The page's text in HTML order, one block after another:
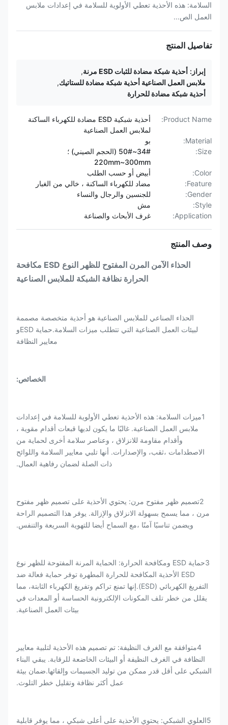
السلامة: هذه الأحذية تعطي الأولوية للسلامة في إعدادات ملابس
العمل الص...
تفاصيل المنتج
إبراز: أحذية شبكة مضادة للثبات ESD مرنة
,
ملابس العمل الصناعية أحذية شبكة مضادة للستاتيك,
أحذية شبكة مضادة للحرارة
Product Name:
أحذية شبكية ESD مضادة للكهرباء الساكنة
لملابس العمل الصناعية
Material:
بو
Size:
34#~50# (الحجم الصيني) ؛
220mm~300mm
Color:
أبيض أو حسب الطلب
Feature:
مضاد للكهرباء الساكنة ، خالي من الغبار
Gender:
للجنسين والرجال والنساء
Style:
مش
Application:
غرف الأبحاث والصناعة
وصف المنتج
الحذاء الآمن المرن المفتوح للظهر النوع ESD مكافحة
الحرارة نظافة الشبكة للملابس الصناعية
الحذاء الصناعي للملابس الصناعية هو أحذية متخصصة مصممة
لبيئات العمل الصناعية التي تتطلب ميزات السلامة.حماية ESDو
معايير النظافة
الخصائص:
1ميزات السلامة: هذه الأحذية تعطي الأولوية للسلامة في إعدادات
ملابس العمل الصناعية. غالبًا ما يكون لديها قبعات أقدام مقوية ،
وأقدام مقاومة للانزلاق ، وعناصر سلامة أخرى لحماية من
الاصطدامات ،ثقب، والإصدارات. أنها تلبي معايير السلامة واللوائح
ذات الصلة لضمان رفاهية العمال.
2تصميم ظهر مفتوح مرن: يحتوي الأحذية على تصميم ظهر مفتوح
مرن ، مما يسمح بسهولة الانزلاق والإزالة. يوفر هذا التصميم الراحة
ويضمن تناسبًا آمنًا ،مع السماح أيضا للتهوية السريعة والتنفس.
3حماية ESD ومكافحة الحرارة: الحماية المرنة المفتوحة للظهر نوع
ESD الأحذية المكافحة للحرارة المطهرة توفر حماية فعالة ضد
التفريغ الكهربائي (ESD).إنها تمنع تراكم وتفريغ الكهرباء الثابتة، مما
يقلل من خطر تلف المكونات الإلكترونية الحساسة أو المعدات في
بيئات العمل الصناعية.
4متوافقة مع الغرف النظيفة: تم تصميم هذه الأحذية لتلبية معايير
النظافة في الغرف النظيفة أو البيئات الخاضعة للرقابة. يبقي البناء
الشبكي على أقل قدر ممكن من توليد الجسيمات وإلقائها.ضمان بيئة
عمل أكثر نظافة وتقليل خطر التلوث.
5العلوي الشبكي: يحتوي الأحذية على أعلى شبكي ، مما يوفر قابلية